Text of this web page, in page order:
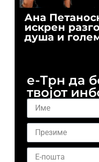
Ана
искрен
душа и
е-Трн да
твојот